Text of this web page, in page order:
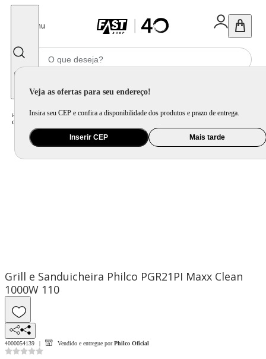
Menu
Veja as ofertas para seu endereço!
Insira seu CEP e confira a disponibilidade dos produtos e prazo de entrega.
Inserir CEP Mais tarde
Home Eletroportátil / Preparo de Alimento / Grill e Churrasqueira Elétrica /
Grill e Sanduicheira Philco PGR21PI Maxx Clean 1000W
Grill e Sanduicheira Philco PGR21PI Maxx Clean
1000W 110
4000054139 Vendido e entregue por Philco Oficial